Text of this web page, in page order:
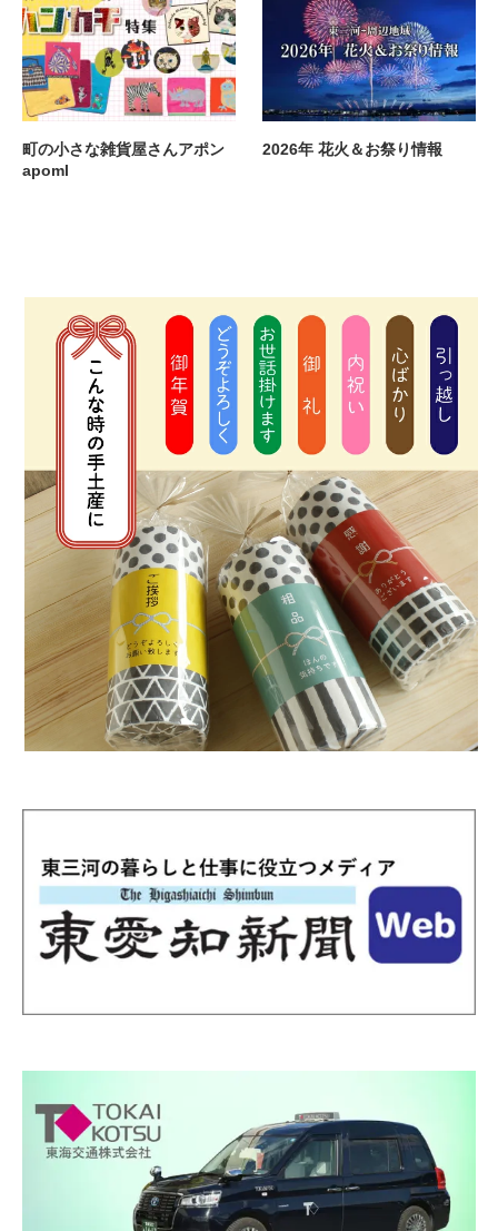
町の小さな雑貨屋さんアポン
apoml
2026年 花火＆お祭り情報